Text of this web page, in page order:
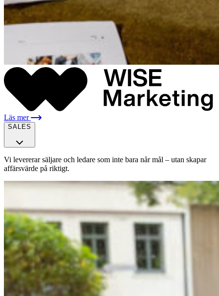
Läs mer
SALES
Vi levererar säljare och ledare som inte bara når mål – utan skapar
affärsvärde på riktigt.